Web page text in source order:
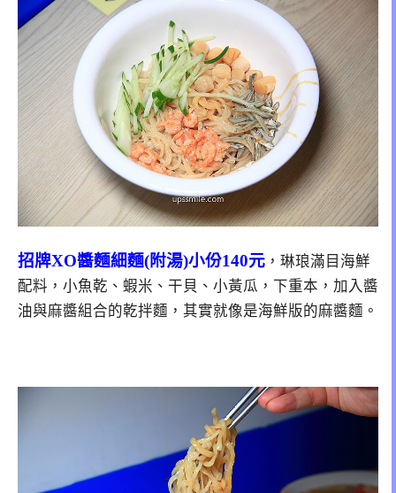
招牌XO醬麵細麵(附湯)小份140元 ，琳琅滿目海鮮
配料，小魚乾、蝦米、干貝、小黃瓜，下重本，加入醬
油與麻醬組合的乾拌麵，其實就像是海鮮版的麻醬麵。